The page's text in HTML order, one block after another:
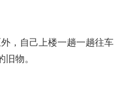
，自己上楼一趟一趟往车
旧物。